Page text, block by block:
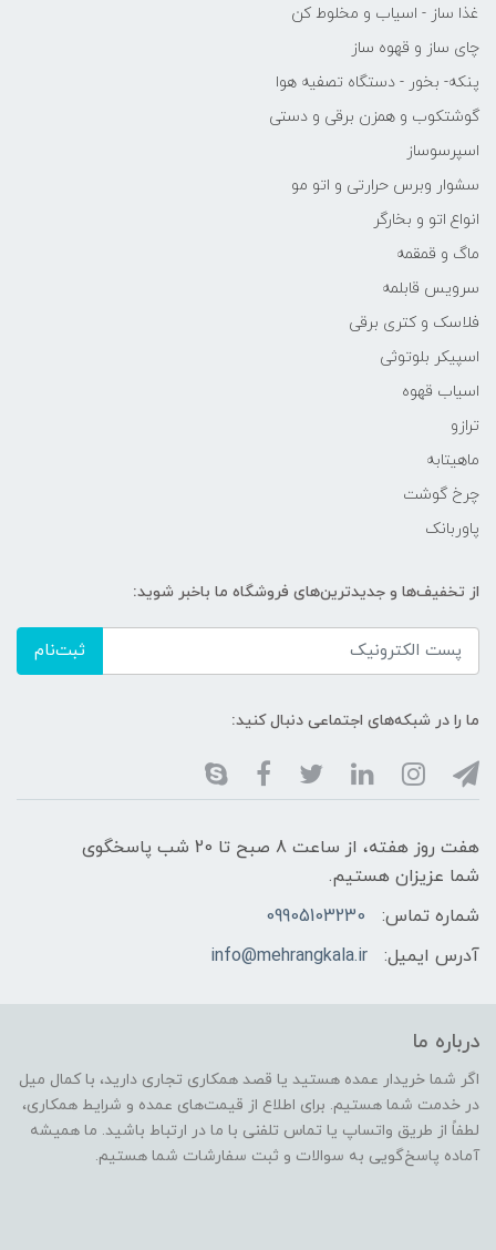
غذا ساز - اسیاب و مخلوط کن
چای ساز و قهوه ساز
پنکه- بخور - دستگاه تصفیه هوا
گوشتکوب و همزن برقی و دستی
اسپرسوساز
سشوار وبرس حرارتی و اتو مو
انواع اتو و بخارگر
ماگ و قمقمه
سرویس قابلمه
فلاسک و کتری برقی
اسپیکر بلوتوثی
اسیاب قهوه
ترازو
ماهیتابه
چرخ گوشت
پاوربانک
از تخفیف‌ها و جدیدترین‌های فروشگاه ما باخبر شوید:
ثبت‌نام
ما را در شبکه‌های اجتماعی دنبال کنید:
هفت روز هفته، از ساعت 8 صبح تا 20 شب پاسخگوی
شما عزیزان هستیم.
شماره تماس:
09905103230
آدرس ایمیل:
info@mehrangkala.ir
درباره ما
اگر شما خریدار عمده هستید یا قصد همکاری تجاری دارید، با کمال میل
در خدمت شما هستیم. برای اطلاع از قیمت‌های عمده و شرایط همکاری،
لطفاً از طریق واتساپ یا تماس تلفنی با ما در ارتباط باشید. ما همیشه
آماده پاسخ‌گویی به سوالات و ثبت سفارشات شما هستیم.